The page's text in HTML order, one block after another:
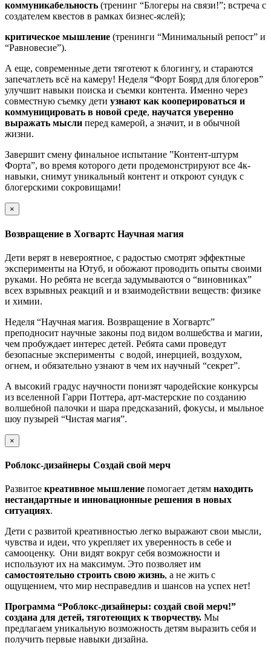
коммуникабельность (тренинг “Блогеры на связи!”; встреча с
создателем квестов в рамках бизнес-яслей);
критическое мышление (тренинги “Минимальный репост” и
“Равновесие”).
А еще, современные дети тяготеют к блогингу, и стараются
запечатлеть всё на камеру! Неделя “Форт Боярд для блогеров”
улучшит навыки поиска и съемки контента. Именно через
совместную съемку дети узнают как кооперироваться и
коммуницировать в новой среде, научатся уверенно
выражать мысли перед камерой, а значит, и в обычной
жизни.
Завершит смену финальное испытание ”Контент-штурм
Форта”, во время которого дети продемонстрируют все 4к-
навыки, снимут уникальный контент и откроют сундук с
блогерскими сокровищами!
×
Возвращение в Хогвартс Научная магия
Дети верят в невероятное, с радостью смотрят эффектные
эксперименты на Ютуб, и обожают проводить опыты своими
руками. Но ребята не всегда задумываются о “виновниках”
всех взрывных реакций и и взаимодействии веществ: физике
и химии.
Неделя “Научная магия. Возвращение в Хогвартс”
преподносит научные законы под видом волшебства и магии,
чем пробуждает интерес детей. Ребята сами проведут
безопасные эксперименты с водой, инерцией, воздухом,
огнем, и обязательно узнают в чем их научный “секрет”.
А высокий градус научности понизят чародейские конкурсы
из вселенной Гарри Поттера, арт-мастерские по созданию
волшебной палочки и шара предсказаний, фокусы, и мыльное
шоу пузырей “Чистая магия”.
×
Роблокс-дизайнеры Создай свой мерч
Развитое креативное мышление помогает детям находить
нестандартные и инновационные решения в новых
ситуациях.
Дети с развитой креативностью легко выражают свои мысли,
чувства и идеи, что укрепляет их уверенность в себе и
самооценку. Они видят вокруг себя возможности и
используют их на максимум. Это позволяет им
самостоятельно строить свою жизнь, а не жить с
ощущением, что мир несправедлив и шансов на успех нет!
Программа “Роблокс-дизайнеры: создай свой мерч!”
создана для детей, тяготеющих к творчеству. Мы
предлагаем уникальную возможность детям выразить себя и
получить первые навыки дизайна.